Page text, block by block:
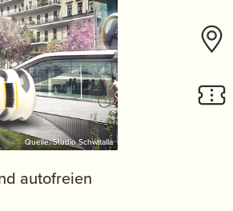
Quelle: Studio Schwitalla
autofreien